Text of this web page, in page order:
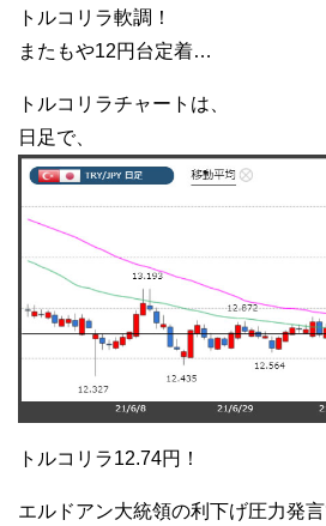
トルコリラ軟調！
またもや12円台定着…
トルコリラチャートは、
日足で、
トルコリラ12.74円！
エルドアン大統領の利下げ圧力発